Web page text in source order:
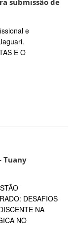
submissão de
e
E O
Tuany
DESAFIOS
NA
NO